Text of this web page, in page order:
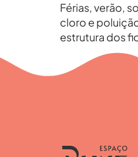
Férias, verão,
cloro e
estrutura dos